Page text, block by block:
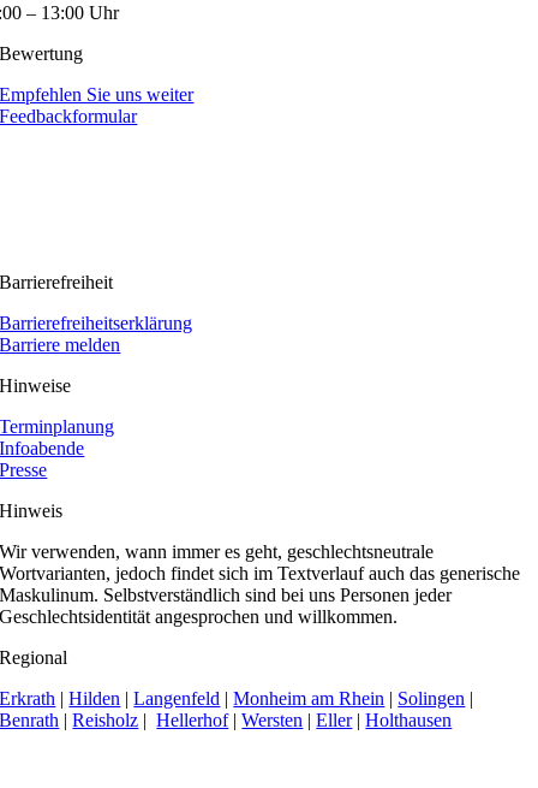
– 13:00 Uhr
Bewertung
Empfehlen Sie uns weiter
Feedbackformular
Barrierefreiheit
Barrierefreiheitserklärung
Barriere melden
Hinweise
Terminplanung
Infoabende
Presse
Hinweis
Wir verwenden, wann immer es geht, geschlechtsneutrale
Wortvarianten, jedoch findet sich im Textverlauf auch das generische
Maskulinum. Selbstverständlich sind bei uns Personen jeder
Geschlechtsidentität angesprochen und willkommen.
Regional
Erkrath |Hilden |Langenfeld |Monheim am Rhein | Solingen |
Benrath |Reisholz |Hellerhof|Wersten |Eller|Holthausen